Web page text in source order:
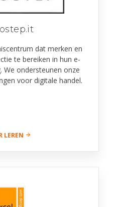
dat merken en
te bereiken in hun e-
We ondersteunen onze
voor digitale handel.
LEREN